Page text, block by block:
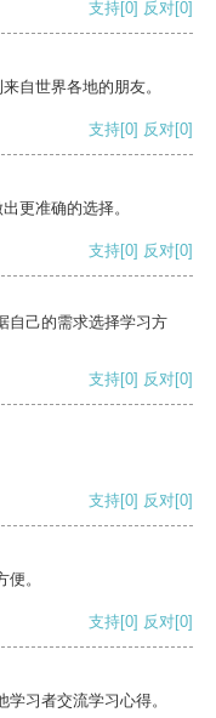
支持[0] 反对[0]
自世界各地的朋友。
支持[0] 反对[0]
更准确的选择。
支持[0] 反对[0]
自己的需求选择学习方
支持[0] 反对[0]
支持[0] 反对[0]
。
支持[0] 反对[0]
习者交流学习心得。